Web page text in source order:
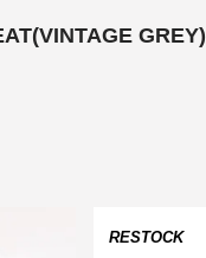
GREY)
RESTOCK